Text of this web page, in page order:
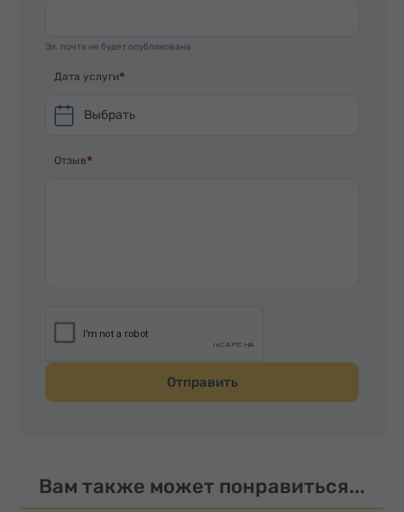
Эл. почта не будет опубликована
Дата услуги
Выбрать
Отзыв
Отправить
Вам также может понравиться...